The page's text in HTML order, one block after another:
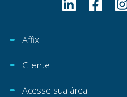
Affix
Cliente
Acesse sua área